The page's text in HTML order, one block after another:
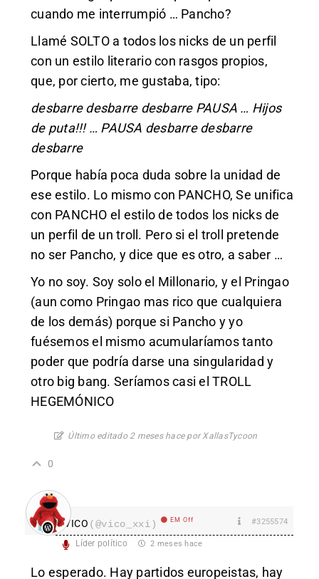
cuando me interrumpió … Pancho?
Llamé SOLTO a todos los nicks de un perfil
con un estilo literario con rasgos propios,
que, por cierto, me gustaba, tipo:
desbarre desbarre desbarre PAUSA … Hijos
de puta!!! … PAUSA desbarre desbarre
desbarre
Porque había poca duda sobre la unidad de
ese estilo. Lo mismo con PANCHO, Se unifica
con PANCHO el estilo de todos los nicks de
un perfil de un troll. Pero si el troll pretende
no ser Pancho, y dice que es otro, a saber …
Yo no soy. Soy solo el Millonario, y el Pringao
(aun como Pringao mas rico que cualquiera
de los demás) porque si Pancho y yo
fuésemos el mismo acumularíamos tanto
poder que podría darse una singularidad y
otro big bang. Seríamos casi el TROLL
HEGEMÓNICO
Último editado 2 meses hace por XallasTycoon
0
VICO (@vico_xxi) EM Off #3255574
Líder político 2 meses hace
Lo esperado. Hay partidos europeistas, hay